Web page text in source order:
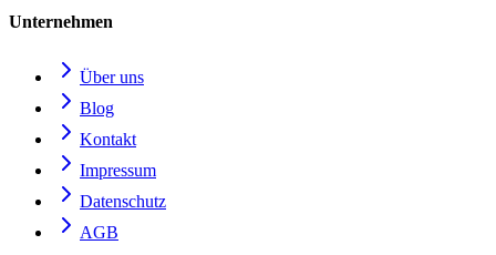
Unternehmen
Über uns
Blog
Kontakt
Impressum
Datenschutz
AGB